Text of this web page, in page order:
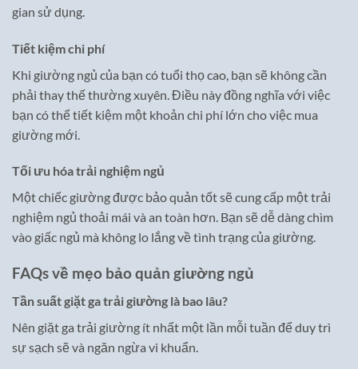
gian sử dụng.
Tiết kiệm chi phí
Khi giường ngủ của bạn có tuổi thọ cao, bạn sẽ không cần
phải thay thế thường xuyên. Điều này đồng nghĩa với việc
bạn có thể tiết kiệm một khoản chi phí lớn cho việc mua
giường mới.
Tối ưu hóa trải nghiệm ngủ
Một chiếc giường được bảo quản tốt sẽ cung cấp một trải
nghiệm ngủ thoải mái và an toàn hơn. Bạn sẽ dễ dàng chìm
vào giấc ngủ mà không lo lắng về tình trạng của giường.
FAQs về mẹo bảo quản giường ngủ
Tần suất giặt ga trải giường là bao lâu?
Nên giặt ga trải giường ít nhất một lần mỗi tuần để duy trì
sự sạch sẽ và ngăn ngừa vi khuẩn.